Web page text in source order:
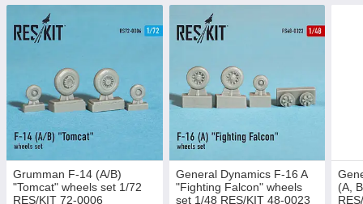
Grumman F-14 (A/B)
"Tomcat" wheels set 1/72
RES/KIT 72-0006
General Dynamics F-16 A
"Fighting Falcon" wheels
set 1/48 RES/KIT 48-0023
(A,